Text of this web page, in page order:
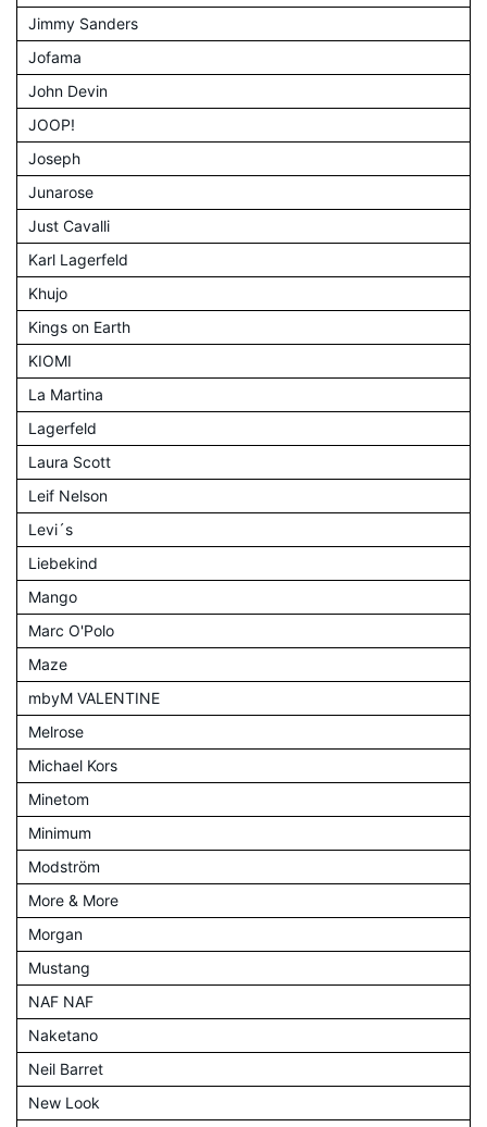
Jimmy Sanders
Jofama
John Devin
JOOP!
Joseph
Junarose
Just Cavalli
Karl Lagerfeld
Khujo
Kings on Earth
KIOMI
La Martina
Lagerfeld
Laura Scott
Leif Nelson
Levi´s
Liebekind
Mango
Marc O'Polo
Maze
mbyM VALENTINE
Melrose
Michael Kors
Minetom
Minimum
Modström
More & More
Morgan
Mustang
NAF NAF
Naketano
Neil Barret
New Look